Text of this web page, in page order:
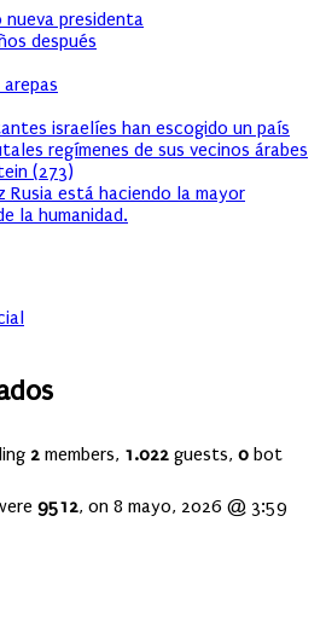
nueva presidenta
después
israelíes han escogido un país
regímenes de sus vecinos árabes
(273)
Rusia está haciendo la mayor
la humanidad.
2 members, 1.022 guests, 0 bot
9512, on 8 mayo, 2026 @ 3:59